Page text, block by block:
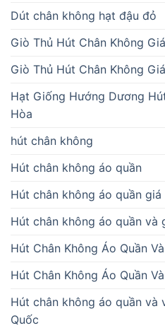
Dút chân không hạt đậu đỏ
Giò Thủ Hút Chân Không
Giò Thủ Hút Chân Không
Hạt Giống Hướng Dương
Hòa
hút chân không
Hút chân không áo quần
Hút chân không áo quần giá
Hút chân không áo quần và
Hút Chân Không Áo Quần
Hút Chân Không Áo Quần
Hút chân không áo quần và
Quốc